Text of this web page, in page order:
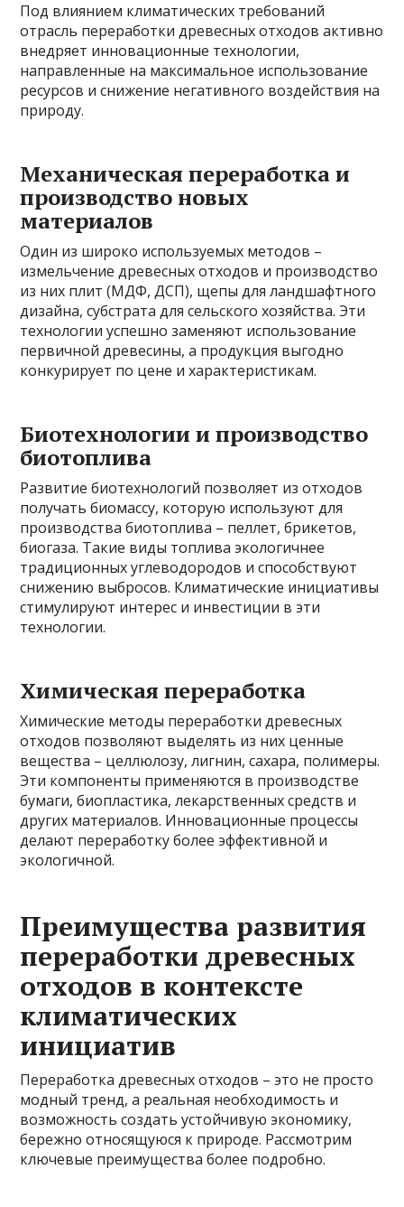
Под влиянием климатических требований
отрасль переработки древесных отходов активно
внедряет инновационные технологии,
направленные на максимальное использование
ресурсов и снижение негативного воздействия на
природу.
Механическая переработка и
производство новых
материалов
Один из широко используемых методов –
измельчение древесных отходов и производство
из них плит (МДФ, ДСП), щепы для ландшафтного
дизайна, субстрата для сельского хозяйства. Эти
технологии успешно заменяют использование
первичной древесины, а продукция выгодно
конкурирует по цене и характеристикам.
Биотехнологии и производство
биотоплива
Развитие биотехнологий позволяет из отходов
получать биомассу, которую используют для
производства биотоплива – пеллет, брикетов,
биогаза. Такие виды топлива экологичнее
традиционных углеводородов и способствуют
снижению выбросов. Климатические инициативы
стимулируют интерес и инвестиции в эти
технологии.
Химическая переработка
Химические методы переработки древесных
отходов позволяют выделять из них ценные
вещества – целлюлозу, лигнин, сахара, полимеры.
Эти компоненты применяются в производстве
бумаги, биопластика, лекарственных средств и
других материалов. Инновационные процессы
делают переработку более эффективной и
экологичной.
Преимущества развития
переработки древесных
отходов в контексте
климатических
инициатив
Переработка древесных отходов – это не просто
модный тренд, а реальная необходимость и
возможность создать устойчивую экономику,
бережно относящуюся к природе. Рассмотрим
ключевые преимущества более подробно.